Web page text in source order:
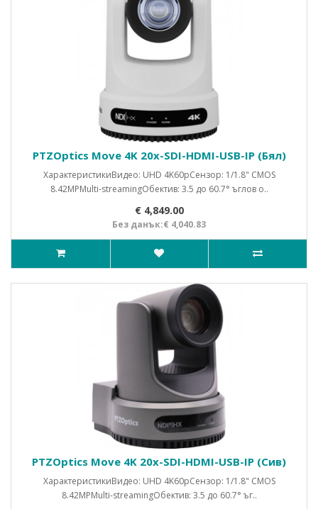
PTZOptics Move 4K 20x-SDI-HDMI-USB-IP (Бял)
ХарактеристикиВидео: UHD 4K60pСензор: 1/1.8" CMOS
8.42MPMulti-streamingОбектив: 3.5 до 60.7° ъглов о..
€ 4,849.00
Без данък:€ 4,040.83
PTZOptics Move 4K 20x-SDI-HDMI-USB-IP (Сив)
ХарактеристикиВидео: UHD 4K60pСензор: 1/1.8" CMOS
8.42MPMulti-streamingОбектив: 3.5 до 60.7° ъг..